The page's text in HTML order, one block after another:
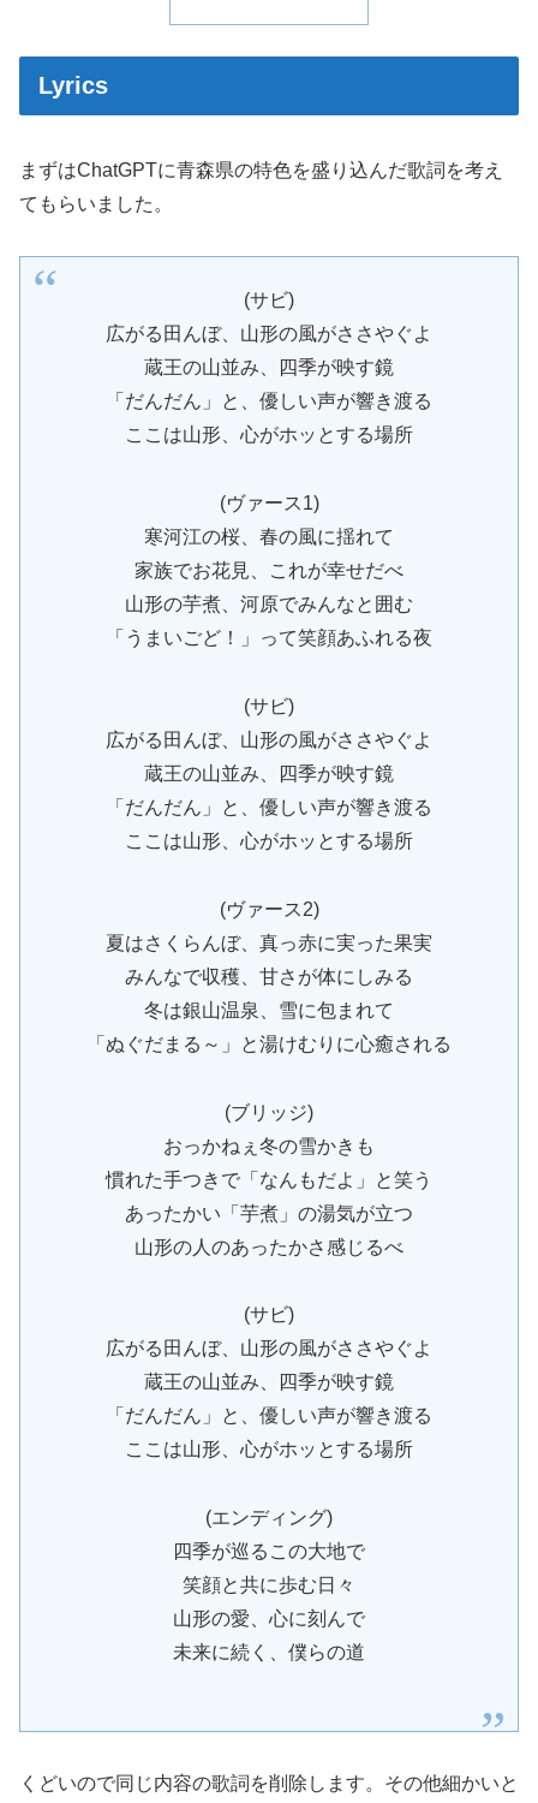
Lyrics
まずはChatGPTに青森県の特色を盛り込んだ歌詞を考え
てもらいました。
(サビ)
広がる田んぼ、山形の風がささやぐよ
蔵王の山並み、四季が映す鏡
「だんだん」と、優しい声が響き渡る
ここは山形、心がホッとする場所
(ヴァース1)
寒河江の桜、春の風に揺れて
家族でお花見、これが幸せだべ
山形の芋煮、河原でみんなと囲む
「うまいごど！」って笑顔あふれる夜
(サビ)
広がる田んぼ、山形の風がささやぐよ
蔵王の山並み、四季が映す鏡
「だんだん」と、優しい声が響き渡る
ここは山形、心がホッとする場所
(ヴァース2)
夏はさくらんぼ、真っ赤に実った果実
みんなで収穫、甘さが体にしみる
冬は銀山温泉、雪に包まれて
「ぬぐだまる～」と湯けむりに心癒される
(ブリッジ)
おっかねぇ冬の雪かきも
慣れた手つきで「なんもだよ」と笑う
あったかい「芋煮」の湯気が立つ
山形の人のあったかさ感じるべ
(サビ)
広がる田んぼ、山形の風がささやぐよ
蔵王の山並み、四季が映す鏡
「だんだん」と、優しい声が響き渡る
ここは山形、心がホッとする場所
(エンディング)
四季が巡るこの大地で
笑顔と共に歩む日々
山形の愛、心に刻んで
未来に続く、僕らの道
くどいので同じ内容の歌詞を削除します。その他細かいと